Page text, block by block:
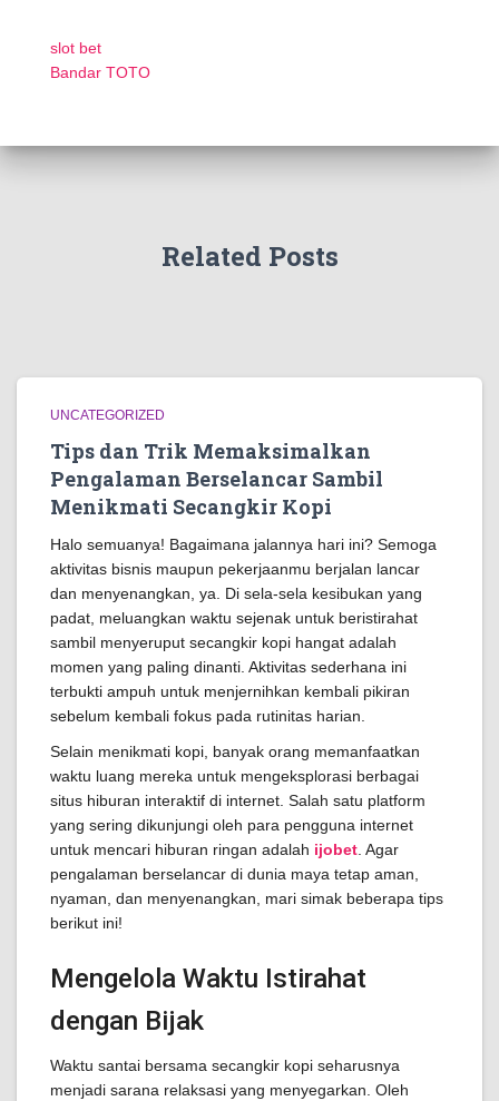
slot bet
Bandar TOTO
Related Posts
UNCATEGORIZED
Tips dan Trik Memaksimalkan
Pengalaman Berselancar Sambil
Menikmati Secangkir Kopi
Halo semuanya! Bagaimana jalannya hari ini? Semoga
aktivitas bisnis maupun pekerjaanmu berjalan lancar
dan menyenangkan, ya. Di sela-sela kesibukan yang
padat, meluangkan waktu sejenak untuk beristirahat
sambil menyeruput secangkir kopi hangat adalah
momen yang paling dinanti. Aktivitas sederhana ini
terbukti ampuh untuk menjernihkan kembali pikiran
sebelum kembali fokus pada rutinitas harian.
Selain menikmati kopi, banyak orang memanfaatkan
waktu luang mereka untuk mengeksplorasi berbagai
situs hiburan interaktif di internet. Salah satu platform
yang sering dikunjungi oleh para pengguna internet
untuk mencari hiburan ringan adalah ijobet . Agar
pengalaman berselancar di dunia maya tetap aman,
nyaman, dan menyenangkan, mari simak beberapa tips
berikut ini!
Mengelola Waktu Istirahat
dengan Bijak
Waktu santai bersama secangkir kopi seharusnya
menjadi sarana relaksasi yang menyegarkan. Oleh